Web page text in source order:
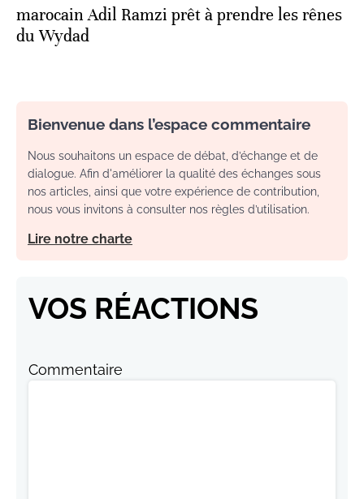
marocain Adil Ramzi prêt à prendre les rênes
du Wydad
Bienvenue dans l’espace commentaire
Nous souhaitons un espace de débat, d’échange et de
dialogue. Afin d'améliorer la qualité des échanges sous
nos articles, ainsi que votre expérience de contribution,
nous vous invitons à consulter nos règles d’utilisation.
Lire notre charte
VOS RÉACTIONS
Commentaire